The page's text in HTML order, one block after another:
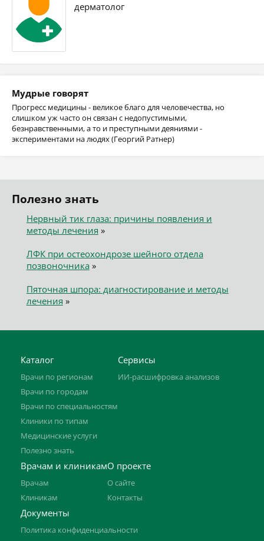
дерматолог
Мудрые говорят
Прогресс медицины - великое благо для человечества, но
слишком уж часто он связан с недопустимыми,
безнравственными, а то и преступными деяниями -
экспериментами на людях (Георгий Ратнер)
Полезно знать
Нервный тик глаза: причины появления и
методы лечения »
ЛФК при остеохондрозе шейного отдела
позвоночника»
Пяточная шпора: диагностирование и методы
лечения »
Каталог
Врачи по регионам
Врачи по городам
Врачи по специальностям
Клиники по типам
Медицинские услуги
Полезно знать
Сервисы
ИИ-расшифровка анализов
Врачам и клиникам
Врачам
Клиникам
О проекте
О сайте
Контакты
Документы
Политика конфиденциальности